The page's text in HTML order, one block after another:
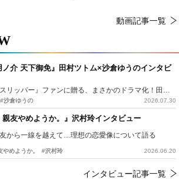
動画記事一覧
ノ介 天下御免』田村ツトム×沙倉ゆうのインタビ
『侍タイムスリッパー』ファンに贈る、まさかのドラマ化！田村ツトム×沙倉ゆうのが語る『心配無用ノ介』撮影秘話
#沙倉ゆうの 2026.07.30
親友やめようか。』沢村玲インタビュー
から一線を越えて…理想の恋愛像について語る
めようか。 #沢村玲 2026.06.20
インタビュー記事一覧